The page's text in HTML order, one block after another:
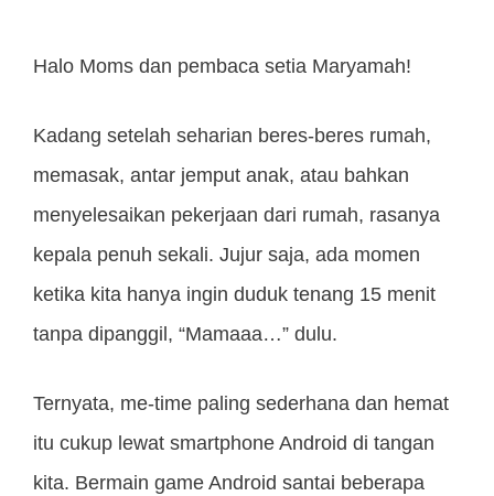
Halo Moms dan pembaca setia Maryamah!
Kadang setelah seharian beres-beres rumah,
memasak, antar jemput anak, atau bahkan
menyelesaikan pekerjaan dari rumah, rasanya
kepala penuh sekali. Jujur saja, ada momen
ketika kita hanya ingin duduk tenang 15 menit
tanpa dipanggil, “Mamaaa…” dulu.
Ternyata, me-time paling sederhana dan hemat
itu cukup lewat smartphone Android di tangan
kita. Bermain game Android santai beberapa